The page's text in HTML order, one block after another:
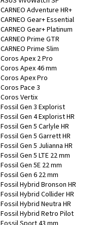
CARNEO Adventure HR+
CARNEO Gear+ Essential
CARNEO Gear+ Platinum
CARNEO Prime GTR
CARNEO Prime Slim
Coros Apex 2 Pro
Coros Apex 46 mm
Coros Apex Pro
Coros Pace 3
Coros Vertix
Fossil Gen 3 Explorist
Fossil Gen 4 Explorist HR
Fossil Gen 5 Carlyle HR
Fossil Gen 5 Garrett HR
Fossil Gen 5 Julianna HR
Fossil Gen 5 LTE 22 mm
Fossil Gen 5E 22 mm
Fossil Gen 6 22 mm
Fossil Hybrid Bronson HR
Fossil Hybrid Collider HR
Fossil Hybrid Neutra HR
Fossil Hybrid Retro Pilot